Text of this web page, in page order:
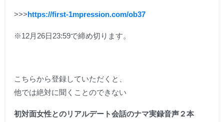
>>>https://first-1mpression.com/ob37
※12月26日23:59で締め切ります。
こちらから登録していただくと、
他では絶対に聞くことのできない
初対面女性とのリアルデート会話のナマ実録音声２本